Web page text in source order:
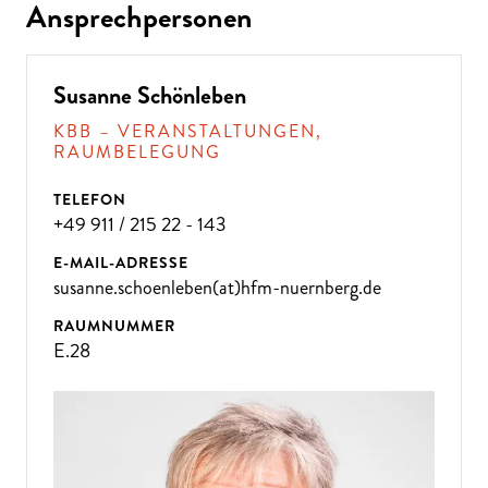
ÜBE
R 300
VE
R
A
NST
ALT
U
N
GE
N P
R
O
J
A
H
Ansprechpersonen
Susanne Schönleben
KBB – VERANSTALTUNGEN,
RAUMBELEGUNG
TELEFON
+49 911 / 215 22 - 143
E-MAIL-ADRESSE
susanne.schoenleben(at)hfm-nuernberg.de
RAUMNUMMER
E.28